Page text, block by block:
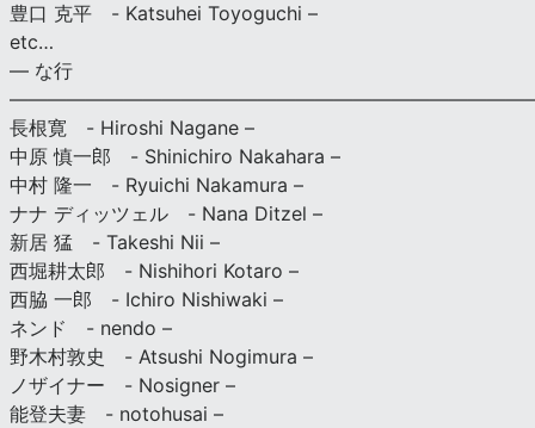
豊口 克平 - Katsuhei Toyoguchi –
etc…
— な行
長根寛 - Hiroshi Nagane –
中原 慎一郎 - Shinichiro Nakahara –
中村 隆一 - Ryuichi Nakamura –
ナナ ディッツェル - Nana Ditzel –
新居 猛 - Takeshi Nii –
西堀耕太郎 - Nishihori Kotaro –
西脇 一郎 - Ichiro Nishiwaki –
ネンド - nendo –
野木村敦史 - Atsushi Nogimura –
ノザイナー - Nosigner –
能登夫妻 - notohusai –